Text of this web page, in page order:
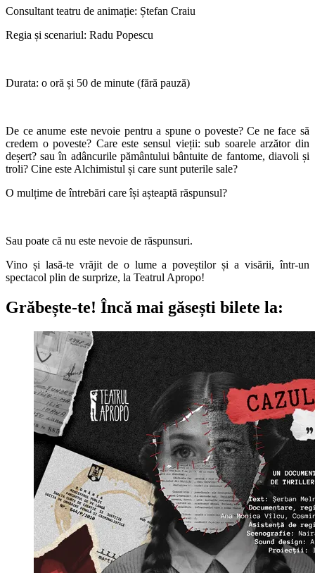
Consultant teatru de animație: Ștefan Craiu
Regia și scenariul: Radu Popescu
Durata: o oră și 50 de minute (fără pauză)
De ce anume este nevoie pentru a spune o poveste? Ce ne face să
credem o poveste? Care este sensul vieții: sub soarele arzător din
deșert? sau în adâncurile pământului bântuite de fantome, diavoli și
troli? Cine este Alchimistul și care sunt puterile sale?
O mulțime de întrebări care își așteaptă răspunsul?
Sau poate că nu este nevoie de răspunsuri.
Vino și lasă-te vrăjit de o lume a poveștilor și a visării, într-un
spectacol plin de surprize, la Teatrul Apropo!
Grăbește-te! Încă mai găsești bilete la: